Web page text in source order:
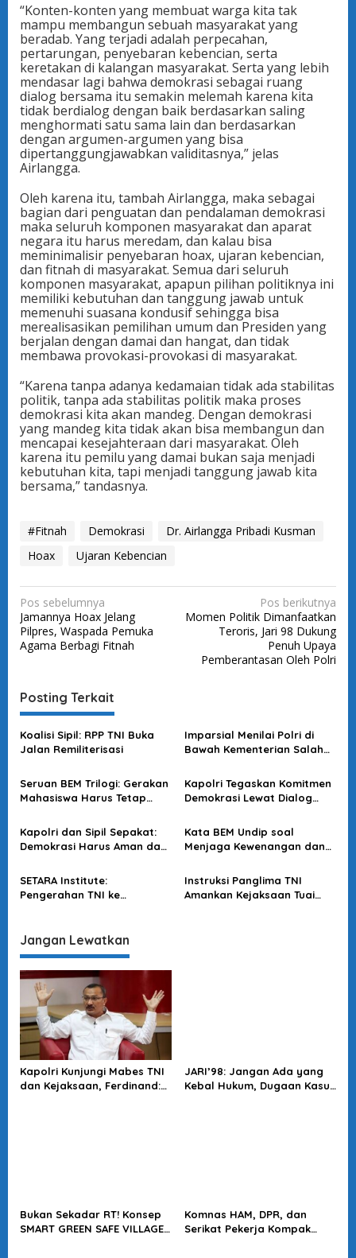
“Konten-konten yang membuat warga kita tak
mampu membangun sebuah masyarakat yang
beradab. Yang terjadi adalah perpecahan,
pertarungan, penyebaran kebencian, serta
keretakan di kalangan masyarakat. Serta yang lebih
mendasar lagi bahwa demokrasi sebagai ruang
dialog bersama itu semakin melemah karena kita
tidak berdialog dengan baik berdasarkan saling
menghormati satu sama lain dan berdasarkan
dengan argumen-argumen yang bisa
dipertanggungjawabkan validitasnya,” jelas
Airlangga.
Oleh karena itu, tambah Airlangga, maka sebagai
bagian dari penguatan dan pendalaman demokrasi
maka seluruh komponen masyarakat dan aparat
negara itu harus meredam, dan kalau bisa
meminimalisir penyebaran hoax, ujaran kebencian,
dan fitnah di masyarakat. Semua dari seluruh
komponen masyarakat, apapun pilihan politiknya ini
memiliki kebutuhan dan tanggung jawab untuk
memenuhi suasana kondusif sehingga bisa
merealisasikan pemilihan umum dan Presiden yang
berjalan dengan damai dan hangat, dan tidak
membawa provokasi-provokasi di masyarakat.
“Karena tanpa adanya kedamaian tidak ada stabilitas
politik, tanpa ada stabilitas politik maka proses
demokrasi kita akan mandeg. Dengan demokrasi
yang mandeg kita tidak akan bisa membangun dan
mencapai kesejahteraan dari masyarakat. Oleh
karena itu pemilu yang damai bukan saja menjadi
kebutuhan kita, tapi menjadi tanggung jawab kita
bersama,” tandasnya.
#Fitnah Demokrasi
Dr. Airlangga Pribadi Kusman
Hoax
Ujaran Kebencian
N
a
v
g
a
s
i
p
o
s
Pos sebelumnya
Jamannya Hoax Jelang
Pilpres, Waspada Pemuka
Agama Berbagi Fitnah
Pos berikutnya
Momen Politik Dimanfaatkan
Teroris, Jari 98 Dukung
Penuh Upaya
Pemberantasan Oleh Polri
Posting Terkait
Koalisi Sipil: RPP TNI Buka
Jalan Remiliterisasi
Imparsial Menilai Polri di
Bawah Kementerian Salah
Seruan BEM Trilogi: Gerakan
Mahasiswa Harus Tetap
Kapolri Tegaskan Komitmen
Demokrasi Lewat Dialog
Kapolri dan Sipil Sepakat:
Demokrasi Harus Aman dan
Kata BEM Undip soal
Menjaga Kewenangan dan
SETARA Institute:
Pengerahan TNI ke
Instruksi Panglima TNI
Amankan Kejaksaan Tuai
Jangan Lewatkan
Kapolri Kunjungi Mabes TNI
dan Kejaksaan, Ferdinand:
JARI’98: Jangan Ada yang
Kebal Hukum, Dugaan Kasus
Bukan Sekadar RT! Konsep
SMART GREEN SAFE VILLAGE
Komnas HAM, DPR, dan
Serikat Pekerja Kompak